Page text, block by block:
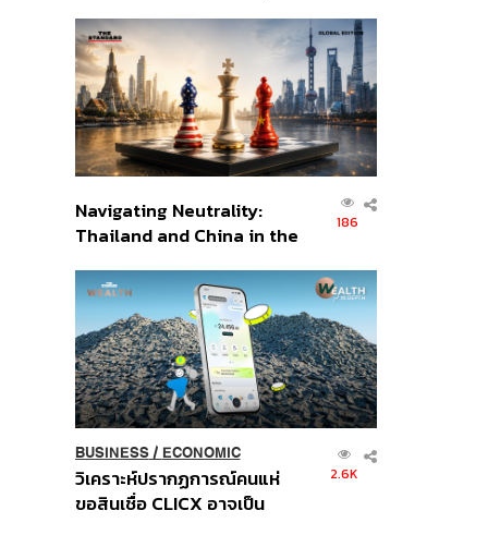
ส่วนยุทธศาสตร์ไทย –
อินโดนีเซีย
Navigating Neutrality:
Thailand and China in the
Order
186
BUSINESS/ ECONOMIC
วิเคราะห์ปรากฏการณ์คนแห่
ขอสินเชื่อ CLICX อาจเป็น
2.6K